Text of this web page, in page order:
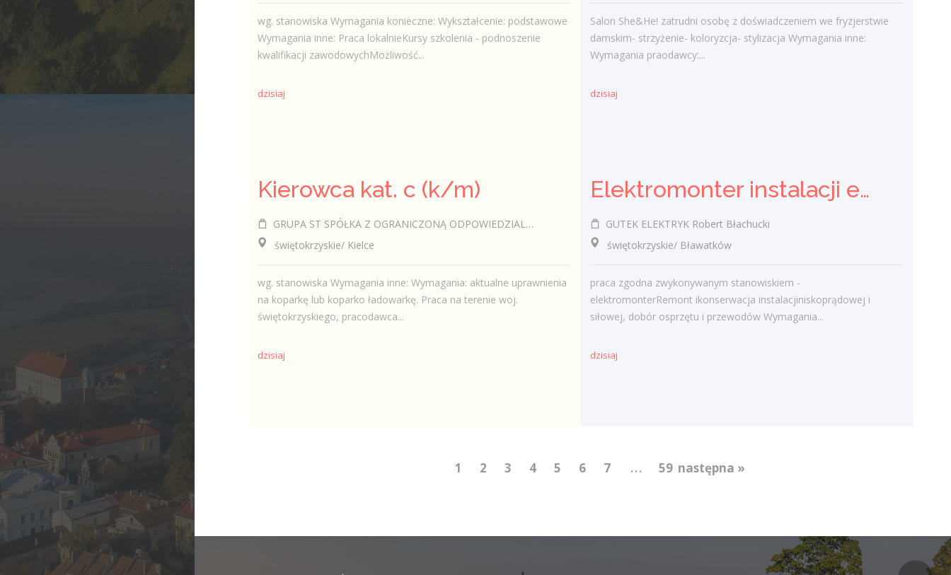
admin-Aktywizacja zawodowa osób
Kategorie
Bieżące informacje
Struktura zatrudnienia
wg. stanowiska Wymagania konieczne: Wykształcenie: podstawowe
Wymagania inne: Praca lokalnieKursy szkolenia - podnoszenie
kwalifikacji zawodowychMożliwość...
dzisiaj
Salon She&He! zatrudni osobę z doświadczeniem we fryzjerstwie
damskim- strzyżenie- koloryzcja- stylizacja Wymagania inne:
Wymagania praodawcy:...
dzisiaj
Kierowca kat. c (k/m)
GRUPA ST SPÓŁKA Z OGRANICZONĄ ODPOWIEDZIALNOŚCIĄ
świętokrzyskie/ Kielce
wg. stanowiska Wymagania inne: Wymagania: aktualne uprawnienia
na koparkę lub koparko ładowarkę. Praca na terenie woj.
świętokrzyskiego, pracodawca...
dzisiaj
Elektromonter instalacji elektrycznych k/m
GUTEK ELEKTRYK Robert Błachucki
świętokrzyskie/ Bławatków
praca zgodna zwykonywanym stanowiskiem -
elektromonterRemont ikonserwacja instalacjiniskoprądowej i
siłowej, dobór osprzętu i przewodów Wymagania...
dzisiaj
1 2 3 4 5 6 7 ... 59 następna »